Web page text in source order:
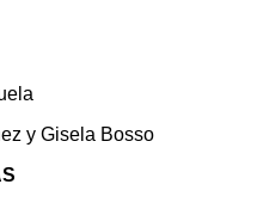
y Gisela Bosso